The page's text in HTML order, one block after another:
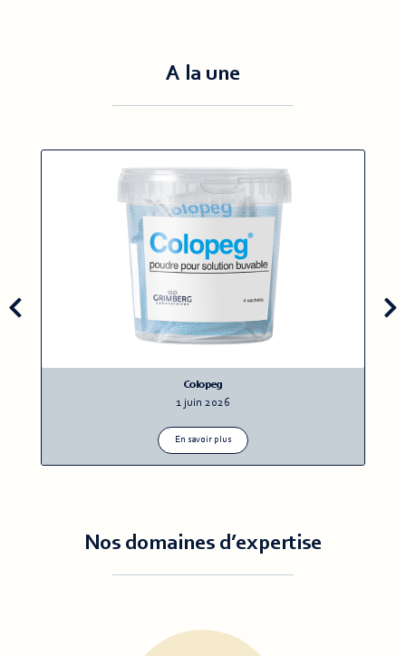
A la une
Previous
Colopeg
1 juin 2026
En savoir plus
Nos domaines d’expertise